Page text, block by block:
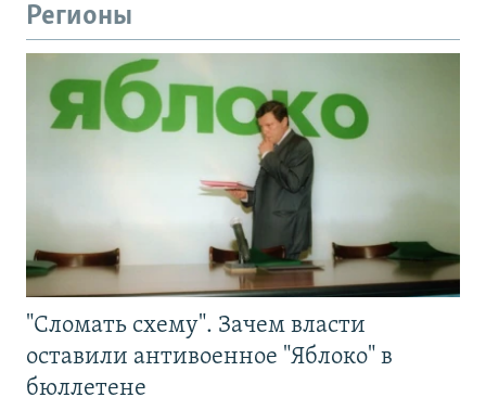
Регионы
"Сломать схему". Зачем власти
оставили антивоенное "Яблоко" в
бюллетене